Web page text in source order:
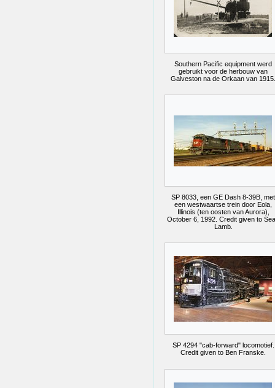
Southern Pacific equipment werd
gebruikt voor de herbouw van
Galveston na de Orkaan van 1915.
SP 8033, een GE Dash 8-39B, met
een westwaartse trein door Eola,
Illinois (ten oosten van Aurora),
October 6, 1992. Credit given to
Lamb.
SP 4294 "cab-forward" locomotief.
Credit given to Ben Franske.